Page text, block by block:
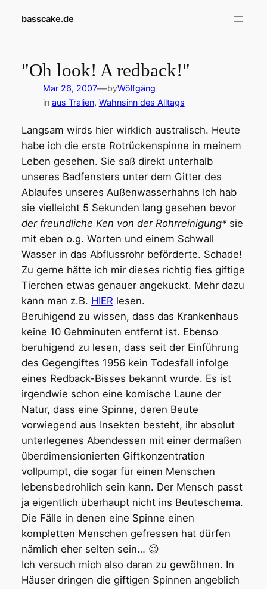
basscake.de
"Oh look! A redback!"
Mar 26, 2007—byWölfgäng
in aus Tralien, Wahnsinn des Alltags
Langsam wirds hier wirklich australisch. Heute
habe ich die erste Rotrückenspinne in meinem
Leben gesehen. Sie saß direkt unterhalb
unseres Badfensters unter dem Gitter des
Ablaufes unseres Außenwasserhahns Ich hab
sie vielleicht 5 Sekunden lang gesehen bevor
der freundliche Ken von der Rohrreinigung*sie
mit eben o.g. Worten und einem Schwall
Wasser in das Abflussrohr beförderte. Schade!
Zu gerne hätte ich mir dieses richtig fies giftige
Tierchen etwas genauer angekuckt. Mehr dazu
kann man z.B. HIER lesen.
Beruhigend zu wissen, dass das Krankenhaus
keine 10 Gehminuten entfernt ist. Ebenso
beruhigend zu lesen, dass seit der Einführung
des Gegengiftes 1956 kein Todesfall infolge
eines Redback-Bisses bekannt wurde. Es ist
irgendwie schon eine komische Laune der
Natur, dass eine Spinne, deren Beute
vorwiegend aus Insekten besteht, ihr absolut
unterlegenes Abendessen mit einer dermaßen
überdimensionierten Giftkonzentration
vollpumpt, die sogar für einen Menschen
lebensbedrohlich sein kann. Der Mensch passt
ja eigentlich überhaupt nicht ins Beuteschema.
Die Fälle in denen eine Spinne einen
kompletten Menschen gefressen hat dürfen
nämlich eher selten sein… 😉
Ich versuch mich also daran zu gewöhnen. In
Häuser dringen die giftigen Spinnen angeblich